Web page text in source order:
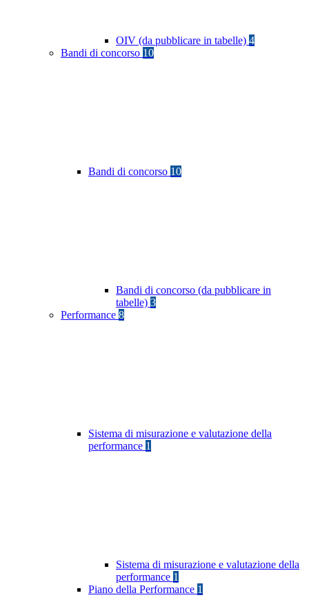
OIV (da pubblicare in tabelle) 4
Bandi di concorso 10
Bandi di concorso 10
Bandi di concorso (da pubblicare in
tabelle) 3
Performance 8
Sistema di misurazione e valutazione della
performance 1
Sistema di misurazione e valutazione della
performance 1
Piano della Performance 1